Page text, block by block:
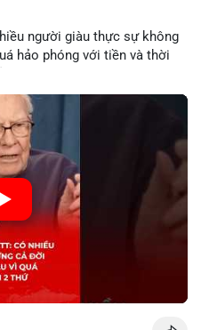
người giàu thực sự không
hảo phóng với tiền và thời
mạnh tăng trưởng danh mục.
lợi nhuận để tái đầu tư vào
chia sẻ quá mức. Cân bằng
giúp nhà đầu tư đạt được
cao.